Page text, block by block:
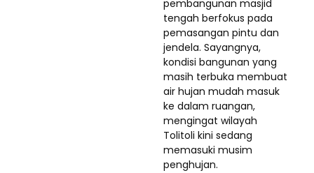
pembangunan masjid
tengah berfokus pada
pemasangan pintu dan
jendela. Sayangnya,
kondisi bangunan yang
masih terbuka membuat
air hujan mudah masuk
ke dalam ruangan,
mengingat wilayah
Tolitoli kini sedang
memasuki musim
penghujan.